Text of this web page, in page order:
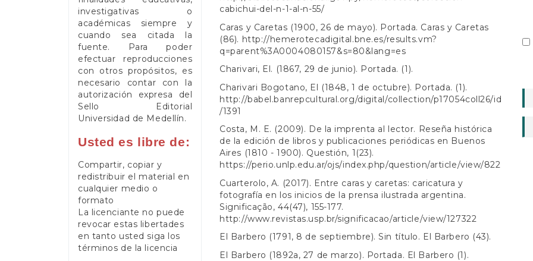
investigativas o
académicas siempre y
cuando sea citada la
fuente. Para poder
efectuar reproducciones
con otros propósitos, es
necesario contar con la
autorización expresa del
Sello Editorial
Universidad de Medellín.
Usted es libre de:
Compartir, copiar y
redistribuir el material en
cualquier medio o
formato
La licenciante no puede
revocar estas libertades
en tanto usted siga los
términos de la licencia
cabichui-del-n-1-al-n-55/
Caras y Caretas (1900, 26 de mayo). Portada. Caras y Caretas
(86). http://hemerotecadigital.bne.es/results.vm?
q=parent%3A0004080157&s=80&lang=es
Charivari, El. (1867, 29 de junio). Portada. (1).
Charivari Bogotano, El (1848, 1 de octubre). Portada. (1).
http://babel.banrepcultural.org/digital/collection/p17054coll26/id
/1391
Costa, M. E. (2009). De la imprenta al lector. Reseña histórica
de la edición de libros y publicaciones periódicas en Buenos
Aires (1810 - 1900). Questión, 1(23).
https://perio.unlp.edu.ar/ojs/index.php/question/article/view/822
Cuarterolo, A. (2017). Entre caras y caretas: caricatura y
fotografía en los inicios de la prensa ilustrada argentina.
Significação, 44(47), 155-177.
http://www.revistas.usp.br/significacao/article/view/127322
El Barbero (1791, 8 de septiembre). Sin título. El Barbero (43).
El Barbero (1892a, 27 de marzo). Portada. El Barbero (1).